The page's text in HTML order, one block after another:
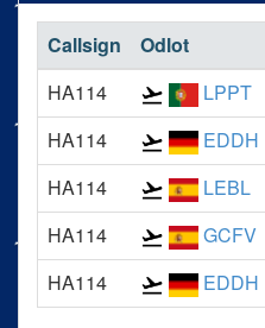
Callsign Odlot
HA114
LPPT
HA114
EDDH
HA114
LEBL
HA114
GCFV
HA114
EDDH